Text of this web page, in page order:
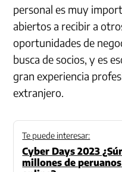
personal es muy
abiertos a recibir a
oportunidades de
busca de socios, y es
gran experiencia
extranjero.
Te puede interesar:
Cyber Days 2023
millones de